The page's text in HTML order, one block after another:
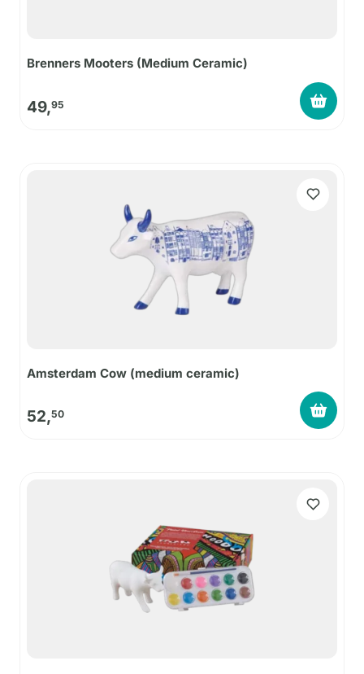
Brenners Mooters (Medium Ceramic)
49,95
Amsterdam Cow (medium ceramic)
52,50